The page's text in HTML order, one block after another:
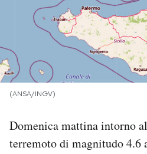
PODCAST
NEWSLETTER
I MIEI PREFERITI
(ANSA/INGV)
Domenica mattina intorno
terremoto di magnitudo 4.6